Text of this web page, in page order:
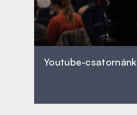
Youtube-csatornánk